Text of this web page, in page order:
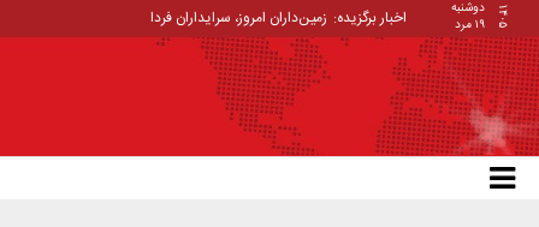
۱۴۰۵
دوشنبه
۱۹ مرد
اخبار برگزیده: زمین‌داران امروز، سرایداران فردا